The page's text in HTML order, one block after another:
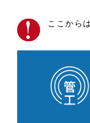
ここから